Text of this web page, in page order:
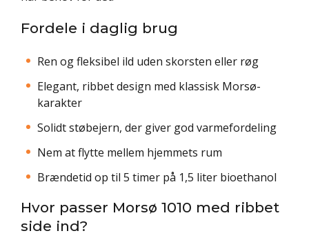
Fordele i daglig brug
Ren og fleksibel ild uden skorsten eller røg
Elegant, ribbet design med klassisk Morsø-
karakter
Solidt støbejern, der giver god varmefordeling
Nem at flytte mellem hjemmets rum
Brændetid op til 5 timer på 1,5 liter bioethanol
Hvor passer Morsø 1010 med ribbet
side ind?